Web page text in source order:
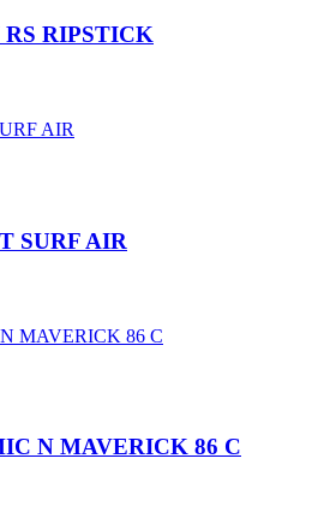
RIPSTICK
SURF AIR
N MAVERICK 86 C